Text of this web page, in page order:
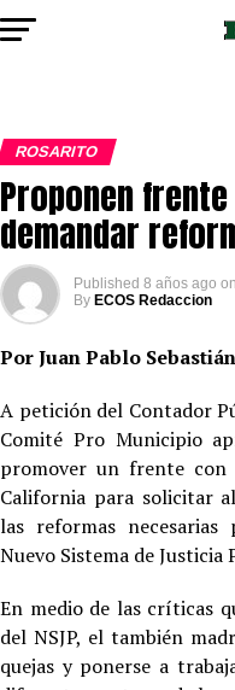
ROSARITO
Proponen
demandar
Published 8 años ago on
By ECOS Redaccion
Por Juan Pablo Sebastián
A petición del Contador
Comité Pro Municipio
promover un frente con
California para solicitar
las reformas
Nuevo Sistema de Justicia
En medio de las críticas
del NSJP, el también
quejas y ponerse a